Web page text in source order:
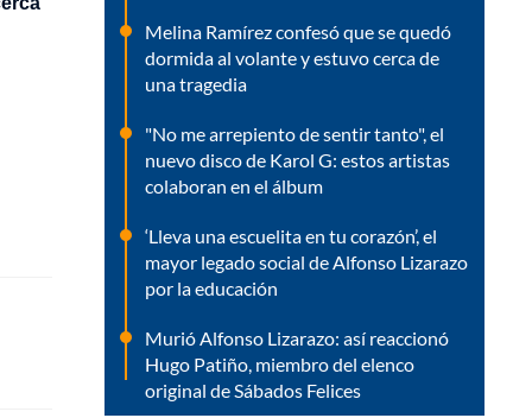
Melina Ramírez confesó que se quedó
dormida al volante y estuvo cerca de
una tragedia
"No me arrepiento de sentir tanto", el
nuevo disco de Karol G: estos artistas
colaboran en el álbum
‘Lleva una escuelita en tu corazón’, el
mayor legado social de Alfonso Lizarazo
por la educación
Murió Alfonso Lizarazo: así reaccionó
Hugo Patiño, miembro del elenco
original de Sábados Felices